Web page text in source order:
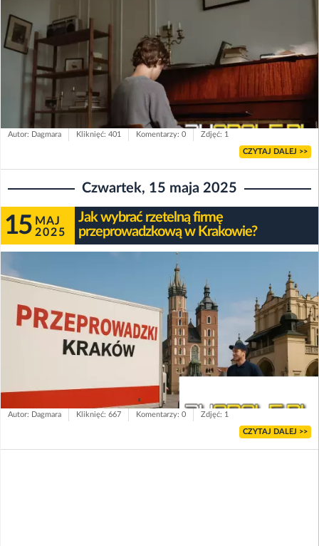
Autor: Dagmara Kliknięć: 401 Komentarzy: 0 Zdjęć: 1
CZYTAJ DALEJ >>
Czwartek, 15 maja 2025
15 MAJ
2025
Jak wybrać rzetelną firmę
przeprowadzkową w Krakowie?
Autor: Dagmara Kliknięć: 667 Komentarzy: 0 Zdjęć: 1
CZYTAJ DALEJ >>